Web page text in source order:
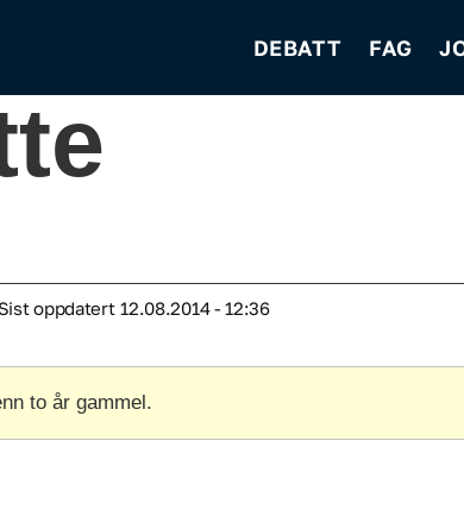
DEBATT FAG
Sist oppdatert 12.08.2014 - 12:36
to år gammel.